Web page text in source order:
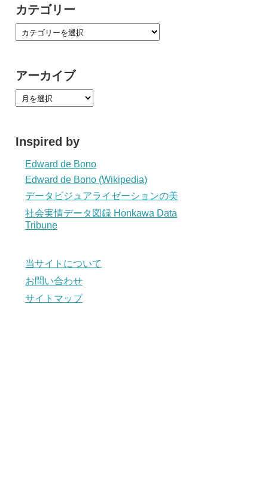
カテゴリー
アーカイブ
Inspired by
Edward de Bono
Edward de Bono (Wikipedia)
データビジュアライゼーションの美
社会実情データ図録 Honkawa Data
Tribune
当サイトについて
お問い合わせ
サイトマップ